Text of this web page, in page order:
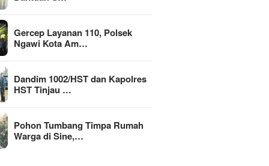
Gercep Layanan 110, Polsek
Ngawi Kota Am…
Dandim 1002/HST dan Kapolres
HST Tinjau …
Pohon Tumbang Timpa Rumah
Warga di Sine,…